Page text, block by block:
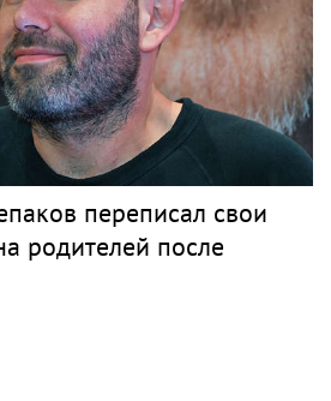
переписал свои
родителей после